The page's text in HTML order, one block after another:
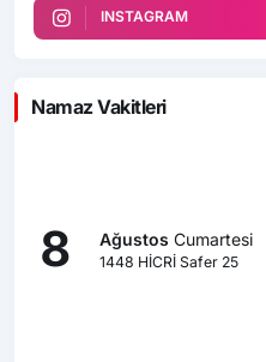
INSTAGRAM
Namaz Vakitleri
8 Ağustos Cumartesi
1448 HİCRİ Safer 25